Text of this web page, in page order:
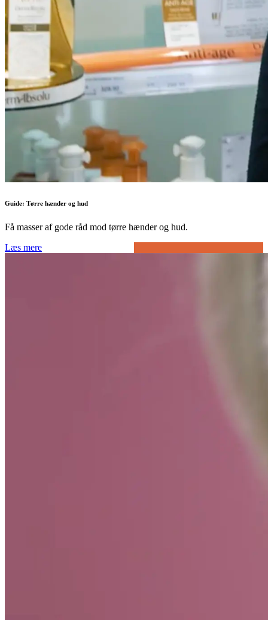
Guide: Tørre hænder og hud
Få masser af gode råd mod tørre hænder og hud.
Læs mere